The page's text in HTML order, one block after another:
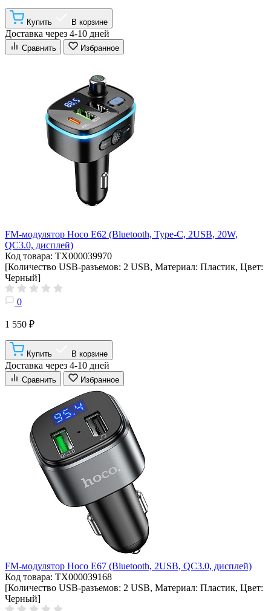
Купить В корзине
Доставка через 4-10 дней
Сравнить Избранное
FM-модулятор Hoco E62 (Bluetooth, Type-C, 2USB, 20W,
QC3.0, дисплей)
Код товара: ТХ000039970
[Количество USB-разъемов: 2 USB, Материал: Пластик, Цвет:
Черный]
0
1 550 ₽
Купить В корзине
Доставка через 4-10 дней
Сравнить Избранное
FM-модулятор Hoco E67 (Bluetooth, 2USB, QC3.0, дисплей)
Код товара: ТХ000039168
[Количество USB-разъемов: 2 USB, Материал: Пластик, Цвет:
Черный]